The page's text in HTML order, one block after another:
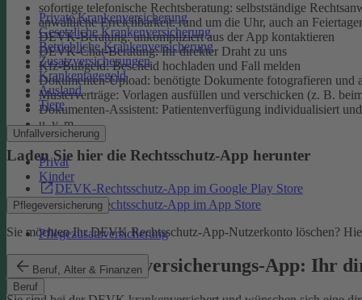
Private Krankenversicherung
Gesetzliche Krankenversicherung
Betriebliche Krankenversicherung
Zusatzversicherungen
Krankentagegeld
Ausland
Tiere
Unfallversicherung
Privat
Kinder
Pflegeversicherung
Pflegezusatzversicherung
Beruf, Alter & Finanzen
Beruf
sofortige telefonische Rechtsberatung: selbstständige
anwaltliche Erreichbarkeit: rund um die Uhr, auch an
DEVK-Beratung: unkompliziert aus der App kontaktieren
DEVK-Chat-Beratung: Ihr direkter Draht zu uns
Kfz-Bußgeld: Bescheid hochladen und Fall melden
Dokumenten-Upload: benötigte Dokumente fotografieren
Musterverträge: Vorlagen ausfüllen und verschicken (z. B.
Dokumenten-Assistent: Patientenverfügung individualisiert
u. v. m.
Laden Sie hier die Rechtsschutz-App herunter
DEVK-Rechtsschutz-App im Google Play Store
DEVK-Rechtsschutz-App im App Store
Sie möchten Ihr DEVK Rechtsschutz-App-Nutzerkonto löschen?
DEVK-Krankenversicherungs-App: Ihr